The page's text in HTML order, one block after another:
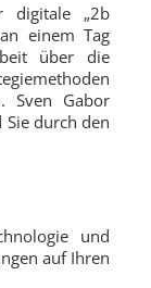
digitale „2b
einem Tag
über die
Sven Gabor
Sie durch den
und
auf Ihren